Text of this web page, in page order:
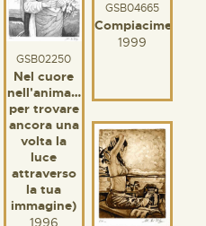
GSB02250
Nel cuore
nell'anima…
per trovare
ancora una
volta la
luce
attraverso
la tua
immagine)
1996
GSB04665
Compiacimento
1999